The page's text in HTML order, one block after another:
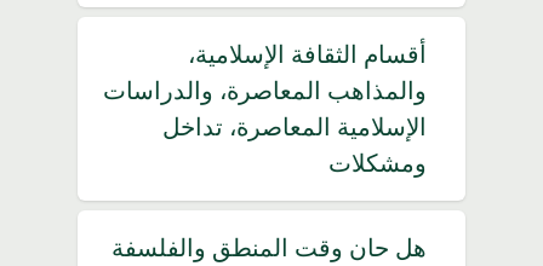
أقسام الثقافة الإسلامية،
والمذاهب المعاصرة، والدراسات
الإسلامية المعاصرة، تداخل
ومشكلات
هل حان وقت المنطق والفلسفة